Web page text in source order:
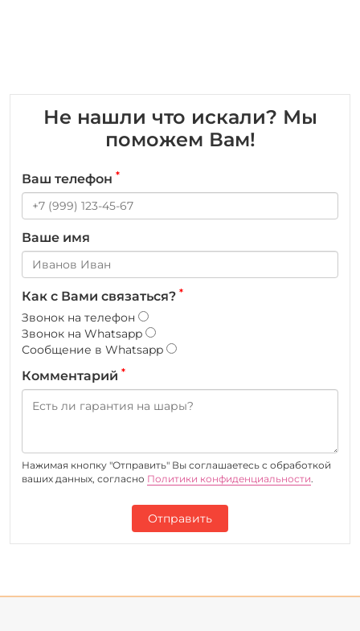
Не нашли что искали? Мы
поможем Вам!
Ваш телефон *
Ваше имя
Как с Вами связаться? *
Звонок на телефон
Звонок на Whatsapp
Сообщение в Whatsapp
Комментарий *
Нажимая кнопку "Отправить" Вы соглашаетесь c обработкой
ваших данных, согласно Политики конфиденциальности.
Отправить